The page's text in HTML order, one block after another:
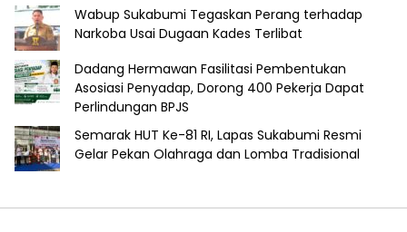
Wabup Sukabumi Tegaskan Perang terhadap
Narkoba Usai Dugaan Kades Terlibat
Dadang Hermawan Fasilitasi Pembentukan
Asosiasi Penyadap, Dorong 400 Pekerja Dapat
Perlindungan BPJS
Semarak HUT Ke-81 RI, Lapas Sukabumi Resmi
Gelar Pekan Olahraga dan Lomba Tradisional